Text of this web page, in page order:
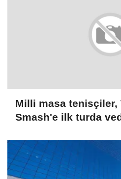
Milli masa tenisçiler,
Smash'e ilk turda